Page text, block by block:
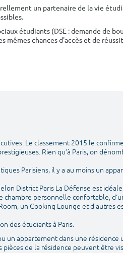
un partenaire de la vie
étudiants (DSE : demande de
mêmes chances d'accès et de
Le classement 2015 le
Rien qu’à Paris, on
Parisiens, il y a au moins un
District Paris La Défense est
personnelle confortable,
un Cooking Lounge et d’autres
des étudiants à Paris.
un appartement dans une résidence
de la résidence peuvent être